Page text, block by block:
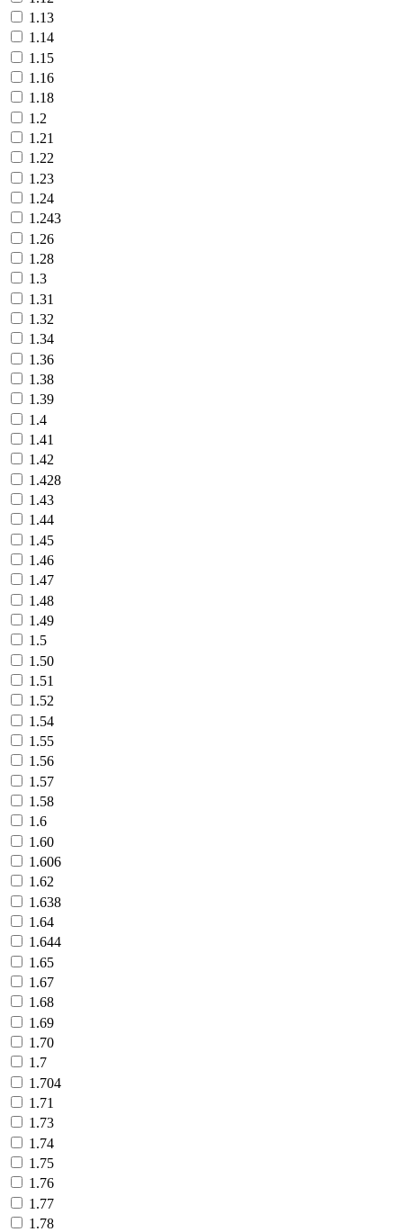
1.13
1.14
1.15
1.16
1.18
1.2
1.21
1.22
1.23
1.24
1.243
1.26
1.28
1.3
1.31
1.32
1.34
1.36
1.38
1.39
1.4
1.41
1.42
1.428
1.43
1.44
1.45
1.46
1.47
1.48
1.49
1.5
1.50
1.51
1.52
1.54
1.55
1.56
1.57
1.58
1.6
1.60
1.606
1.62
1.638
1.64
1.644
1.65
1.67
1.68
1.69
1.70
1.7
1.704
1.71
1.73
1.74
1.75
1.76
1.77
1.78